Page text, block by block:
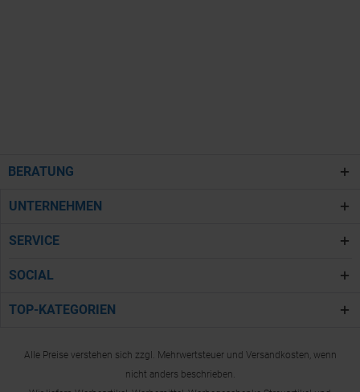
BERATUNG
UNTERNEHMEN
SERVICE
SOCIAL
TOP-KATEGORIEN
Alle Preise verstehen sich zzgl. Mehrwertsteuer und Versandkosten, wenn
nicht anders beschrieben.